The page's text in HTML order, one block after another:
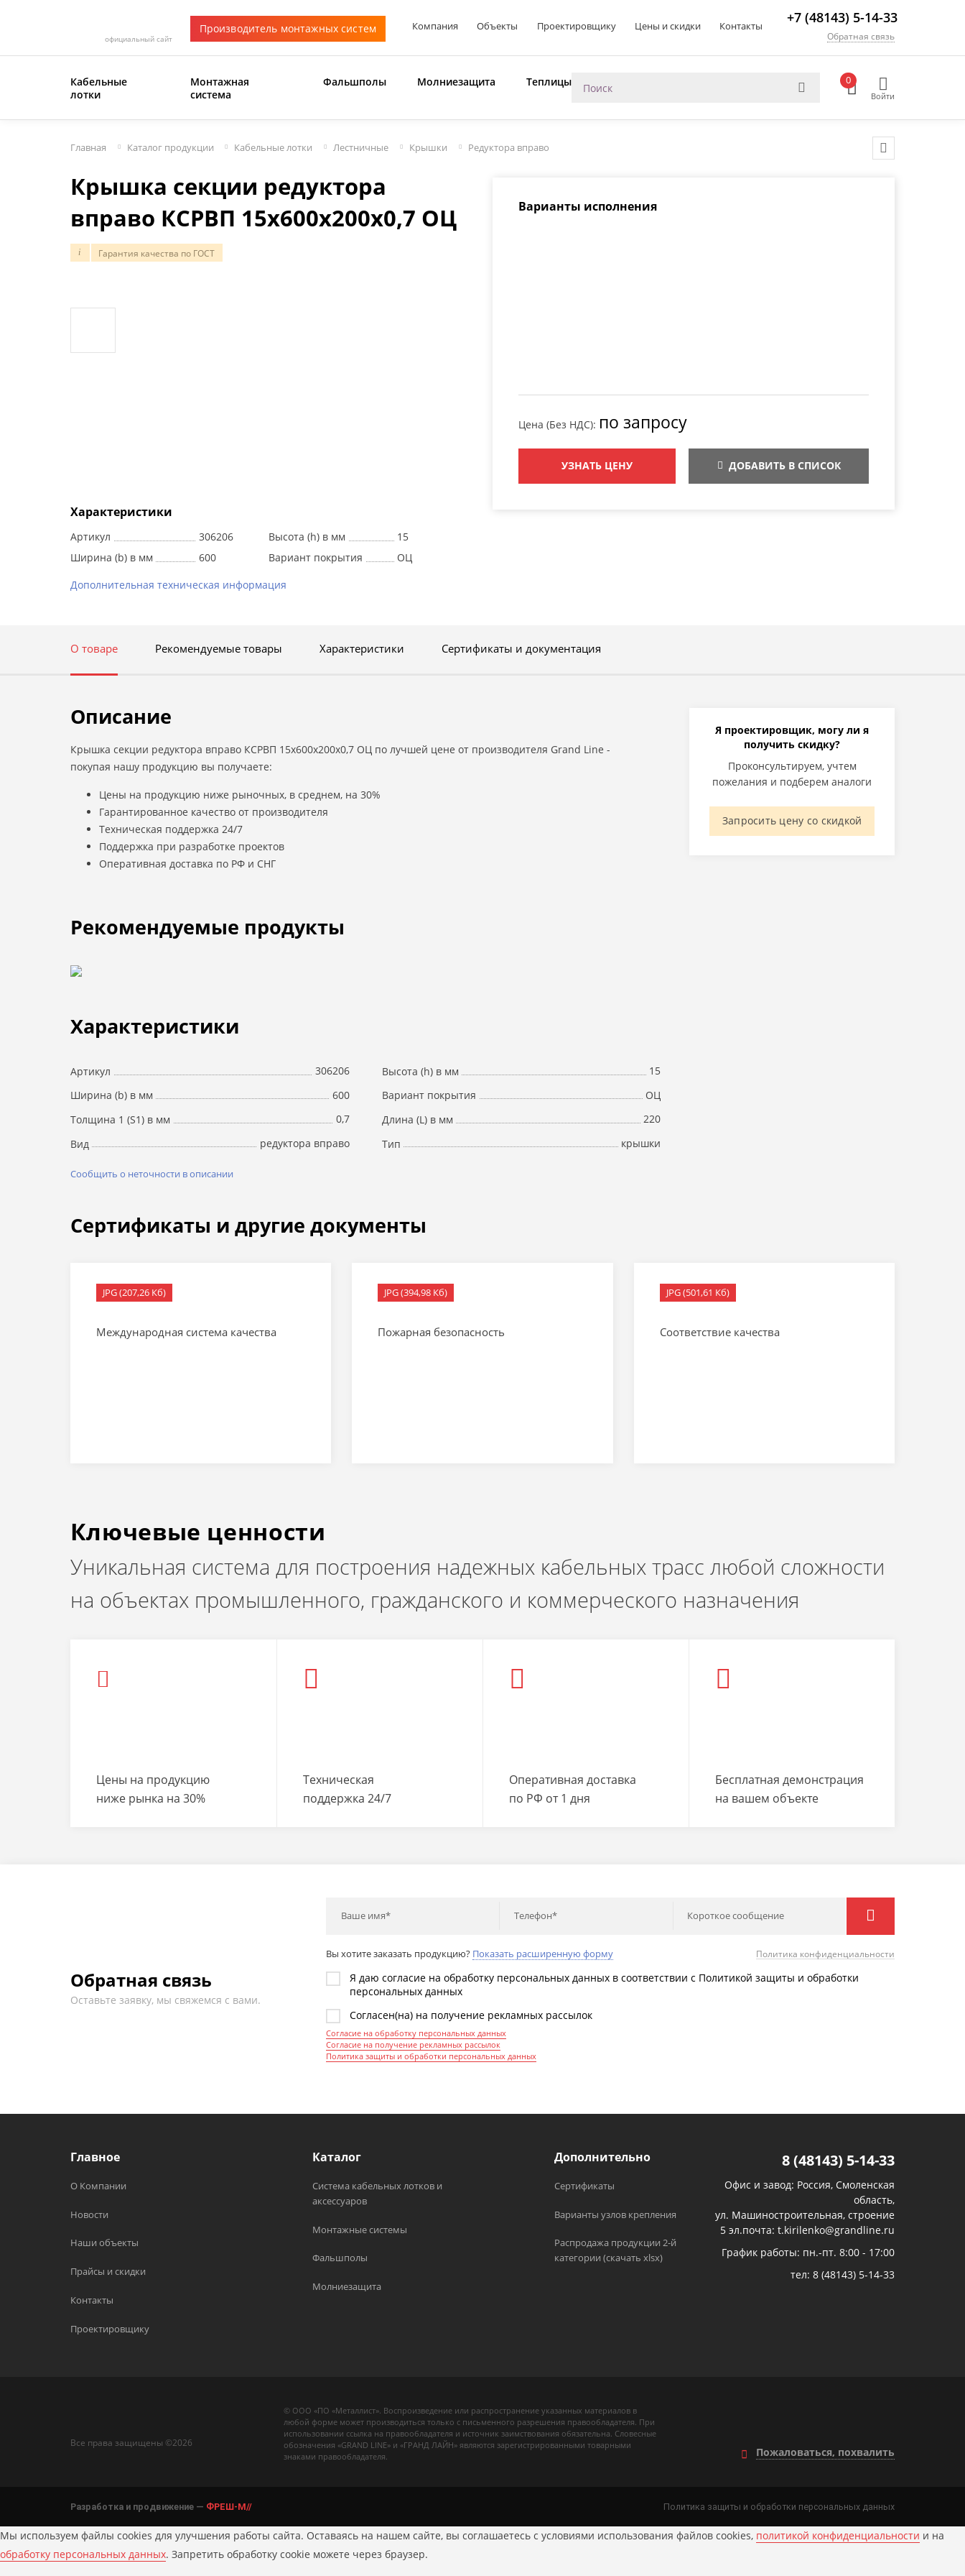
официальный сайт
Производитель монтажных систем Компания Объекты Проектировщику Цены и скидки Контакты
+7 (48143) 5-14-33
Обратная связь
Кабельные
лотки
Монтажная
система
Фальшполы Молниезащита Теплицы 0
Войти
Главная Каталог продукции Кабельные лотки Лестничные Крышки Редуктора вправо
Крышка секции редуктора
вправо КСРВП 15х600х200х0,7 ОЦ
i Гарантия качества по ГОСТ
Характеристики
Артикул 306206 Высота (h) в мм
15
Ширина (b) в мм
600 Вариант покрытия ОЦ
Дополнительная техническая информация
Варианты исполнения
Цена (Без НДС): по запросу
УЗНАТЬ ЦЕНУ ДОБАВИТЬ В СПИСОК
О товаре Рекомендуемые товары Характеристики Сертификаты и документация
Я проектировщик, могу ли я
получить скидку?
Проконсультируем, учтем
пожелания и подберем аналоги
Запросить цену со скидкой
Описание
Крышка секции редуктора вправо КСРВП 15х600х200х0,7 ОЦ по лучшей цене от производителя Grand Line -
покупая нашу продукцию вы получаете:
Цены на продукцию ниже рыночных, в среднем, на 30%
Гарантированное качество от производителя
Техническая поддержка 24/7
Поддержка при разработке проектов
Оперативная доставка по РФ и СНГ
Рекомендуемые продукты
Характеристики
Артикул 306206 Высота (h) в мм
15
Ширина (b) в мм
600 Вариант покрытия
ОЦ
Толщина 1 (S1) в мм
0,7 Длина (L) в мм
220
Вид
редуктора вправо Тип крышки
Сообщить о неточности в описании
Сертификаты и другие документы
JPG (207,26 Кб)
Международная система качества
JPG (394,98 Кб)
Пожарная безопасность
JPG (501,61 Кб)
Соответствие качества
Ключевые ценности
Уникальная система для построения надежных кабельных трасс любой сложности
на объектах промышленного, гражданского и коммерческого назначения
Цены на продукцию
ниже рынка на 30%
Техническая
поддержка 24/7
Оперативная доставка
по РФ от 1 дня
Бесплатная демонстрация
на вашем объекте
Обратная связь
Оставьте заявку, мы свяжемся с вами.
Ваше имя* Телефон* Короткое сообщение
Вы хотите заказать продукцию? Показать расширенную форму Политика конфиденциальности
Я даю согласие на обработку персональных данных в соответствии с Политикой защиты и обработки
персональных данных
Согласен(на) на получение рекламных рассылок
Согласие на обработку персональных данных
Согласие на получение рекламных рассылок
Политика защиты и обработки персональных данных
Главное
О Компании
Новости
Наши объекты
Прайсы и скидки
Контакты
Проектировщику
Каталог
Система кабельных лотков и
аксессуаров
Монтажные системы
Фальшполы
Молниезащита
Дополнительно
Сертификаты
Варианты узлов крепления
Распродажа продукции 2-й
категории (скачать xlsx)
8 (48143) 5-14-33
Офис и завод: Россия, Смоленская
область,
ул. Машиностроительная, строение
5 эл.почта: t.kirilenko@grandline.ru
График работы: пн.-пт. 8:00 - 17:00
тел:8 (48143) 5-14-33
Все права защищены ©2026
© ООО «ПО «Металлист». Воспроизведение или распространение указанных материалов в
любой форме может производиться только с письменного разрешения правообладателя. При
использовании ссылка на правообладателя и источник заимствования обязательна. Словесные
обозначения «GRAND LINE» и «ГРАНД ЛАЙН» являются зарегистрированными товарными
знаками правообладателя.
Пожаловаться, похвалить
Разработка и продвижение — ФРЕШ-М// Политика защиты и обработки персональных данных
Мы используем файлы cookies для улучшения работы сайта. Оставаясь на нашем сайте, вы соглашаетесь с условиями использования файлов cookies, политикой конфиденциальности и на
обработку персональных данных. Запретить обработку cookie можете через браузер.